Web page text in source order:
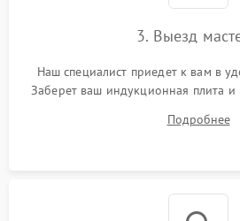
3. Выезд
Наш специалист приедет к вам в
Заберет ваш индукционная плита и
Подробнее